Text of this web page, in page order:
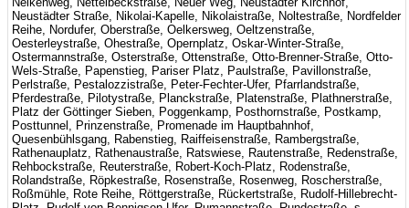
Neustädter Straße, Nikolai-Kapelle, Nikolaistraße, Noltestraße, Nordfelder
Reihe, Nordufer, Oberstraße, Oelkersweg, Oeltzenstraße,
Oesterleystraße, Ohestraße, Opernplatz, Oskar-Winter-Straße,
Ostermannstraße, Osterstraße, Ottenstraße, Otto-Brenner-Straße, Otto-
Wels-Straße, Papenstieg, Pariser Platz, Paulstraße, Pavillonstraße,
Perlstraße, Pestalozzistraße, Peter-Fechter-Ufer, Pfarrlandstraße,
Pferdestraße, Pilotystraße, Planckstraße, Platenstraße, Plathnerstraße,
Platz der Göttinger Sieben, Poggenkamp, Posthornstraße, Postkamp,
Posttunnel, Prinzenstraße, Promenade im Hauptbahnhof,
Quesenbühlsgang, Rabenstieg, Raiffeisenstraße, Rambergstraße,
Rathenauplatz, Rathenaustraße, Ratswiese, Rautenstraße, Redenstraße,
Rehbockstraße, Reuterstraße, Robert-Koch-Platz, Rodenstraße,
Rolandstraße, Röpkestraße, Rosenstraße, Rosenweg, Roscherstraße,
Roßmühle, Rote Reihe, Röttgerstraße, Rückertstraße, Rudolf-Hillebrecht-